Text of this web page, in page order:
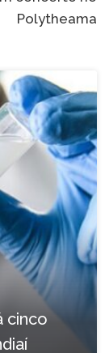
Polytheama
cinco